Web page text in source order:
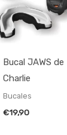
Bucal JAWS de
Charlie
Bucales
€19,90